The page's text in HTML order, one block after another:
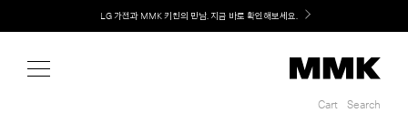
LG 가전과 MMK 키친의 만남. 지금 바로 확인해보세요.
Cart Search